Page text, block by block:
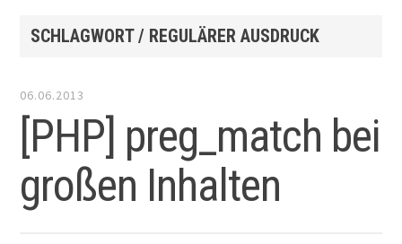
SCHLAGWORT / REGULÄRER AUSDRUCK
06.06.2013
[PHP] preg_match bei
großen Inhalten